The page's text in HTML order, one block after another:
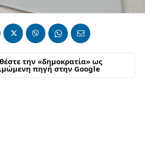
την «δημοκρατία» ως
πηγή στην Google